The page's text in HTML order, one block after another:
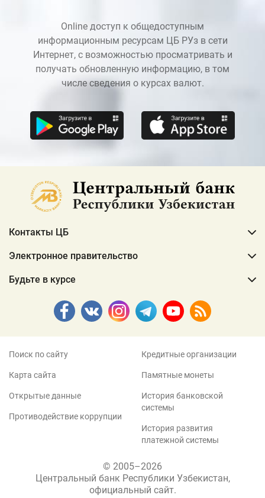
Online доступ к общедоступным
информационным ресурсам ЦБ РУз в сети
Интернет, с возможностью просматривать и
получать обновленную информацию, в том
числе сведения о курсах валют.
Контакты ЦБ
Электронное правительство
Будьте в курсе
Поиск по сайту
Карта сайта
Открытые данные
Противодействие коррупции
Кредитные организации
Памятные монеты
История банковской
системы
История развития
платежной системы
© 2005–2026
Центральный банк Республики Узбекистан,
официальный сайт.